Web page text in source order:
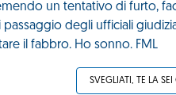
un tentativo di furto,
degli ufficiali
il fabbro. Ho sonno. FML
SVEGLIATI, TE LA SEI